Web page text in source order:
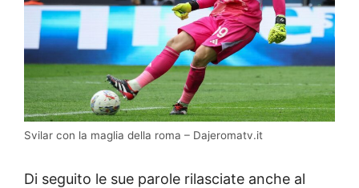
Svilar con la maglia della roma – Dajeromatv.it
Di seguito le sue parole rilasciate anche al